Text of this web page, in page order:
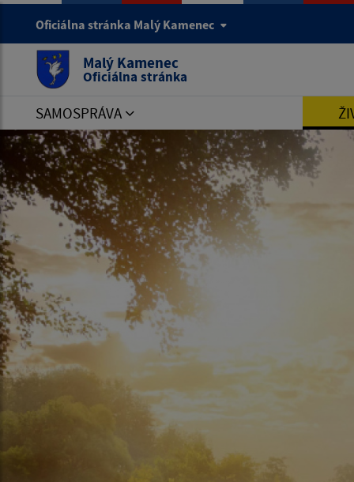
Oficiálna stránka Malý Kamenec
Malý Kamenec
Oficiálna stránka
SAMOSPRÁVA